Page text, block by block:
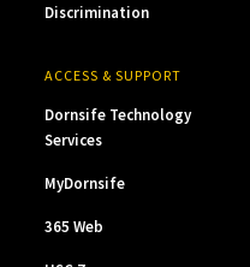
Discrimination
ACCESS & SUPPORT
Dornsife Technology
Services
MyDornsife
365 Web